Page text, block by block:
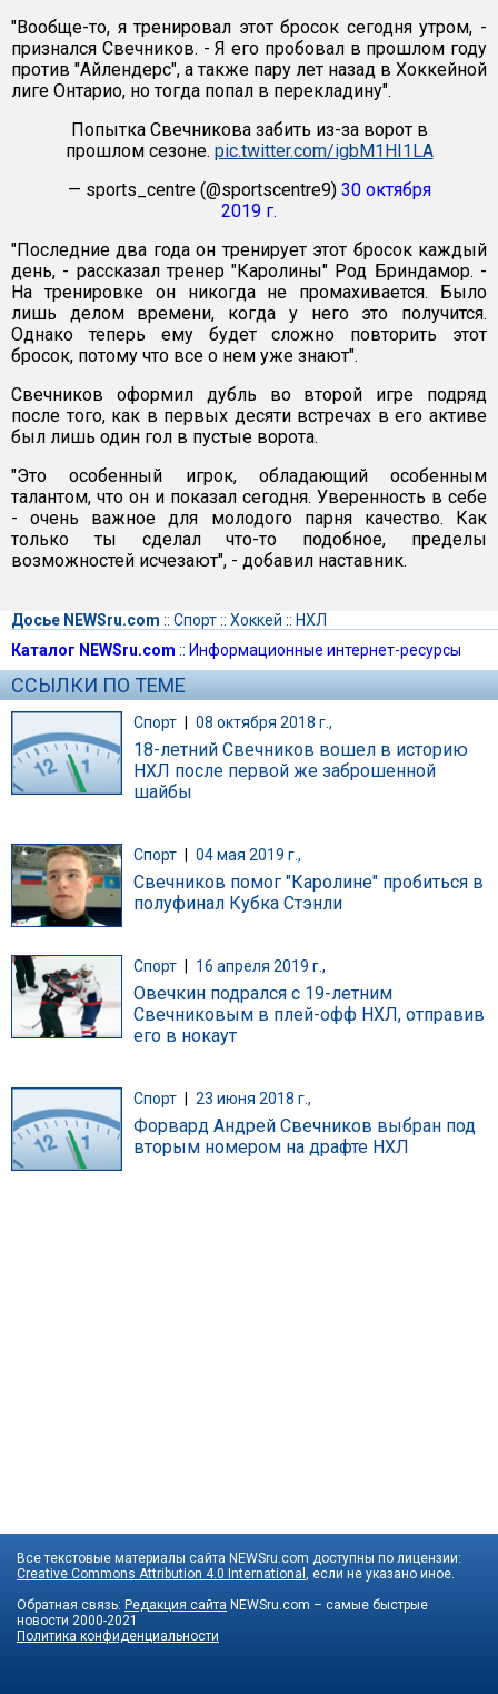
"Вообще-то, я тренировал этот бросок сегодня утром, -
признался Свечников. - Я его пробовал в прошлом году
против "Айлендерс", а также пару лет назад в Хоккейной
лиге Онтарио, но тогда попал в перекладину".
Попытка Свечникова забить из-за ворот в
прошлом сезоне. pic.twitter.com/igbM1HI1LA
— sports_centre (@sportscentre9) 30 октября
2019 г.
"Последние два года он тренирует этот бросок каждый
день, - рассказал тренер "Каролины" Род Бриндамор. -
На тренировке он никогда не промахивается. Было
лишь делом времени, когда у него это получится.
Однако теперь ему будет сложно повторить этот
бросок, потому что все о нем уже знают".
Свечников оформил дубль во второй игре подряд
после того, как в первых десяти встречах в его активе
был лишь один гол в пустые ворота.
"Это особенный игрок, обладающий особенным
талантом, что он и показал сегодня. Уверенность в себе
- очень важное для молодого парня качество. Как
только ты сделал что-то подобное, пределы
возможностей исчезают", - добавил наставник.
Досье NEWSru.com :: Спорт:: Хоккей :: НХЛ
Каталог NEWSru.com :: Информационные интернет-ресурсы
ССЫЛКИ ПО ТЕМЕ
Спорт | 08 октября 2018 г.,
18-летний Свечников вошел в историю
НХЛ после первой же заброшенной
шайбы
Спорт 04 мая 2019 г.,
Свечников помог "Каролине" пробиться в
полуфинал Кубка Стэнли
Спорт 16 апреля 2019 г.,
Овечкин подрался с 19-летним
Свечниковым в плей-офф НХЛ, отправив
его в нокаут
Спорт 23 июня 2018 г.,
Форвард Андрей Свечников выбран под
вторым номером на драфте НХЛ
Все текстовые материалы сайта NEWSru.com доступны по лицензии:
Creative Commons Attribution 4.0 International
, если не указано иное.
Обратная связь: Редакция сайта NEWSru.com – самые быстрые
новости 2000-2021
Политика конфиденциальности